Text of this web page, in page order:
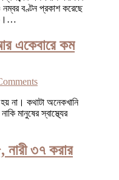
নম্বর বণ্টন প্রকাশ করেছে
একেবারে কম
না। কথাটা অনেকখানি
মানুষের স্বাস্থ্যের
নারী ৩৭ করার